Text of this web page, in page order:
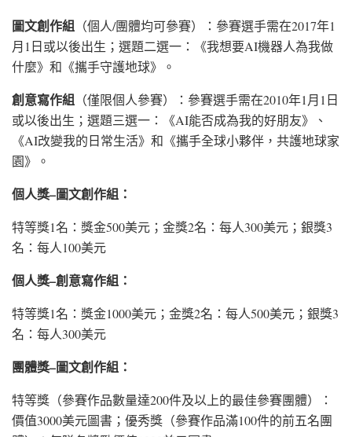
圖文創作組 （個人/團體均可參賽）：參賽選手需在2017年1
月1日或以後出生；選題二選一：《我想要AI機器人為我做
什麼》和《攜手守護地球》。
創意寫作組 （僅限個人參賽）：參賽選手需在2010年1月1日
或以後出生；選題三選一：《AI能否成為我的好朋友》、
《AI改變我的日常生活》和《攜手全球小夥伴，共護地球家
園》。
個人獎–圖文創作組：
特等獎1名：獎金500美元；金獎2名：每人300美元；銀獎3
名：每人100美元
個人獎–創意寫作組：
特等獎1名：獎金1000美元；金獎2名：每人500美元；銀獎3
名：每人300美元
團體獎–圖文創作組：
特等獎（參賽作品數量達200件及以上的最佳參賽團體）：
價值3000美元圖書；優秀獎（參賽作品滿100件的前五名團